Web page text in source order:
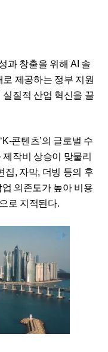
과 창출을 위해 AI 솔
제공하는 정부 지원
질적 산업 혁신을 끌
콘텐츠’의 글로벌 수
작비 상승이 맞물리
집, 자막, 더빙 등의 후
의존도가 높아 비용
로 지적된다.